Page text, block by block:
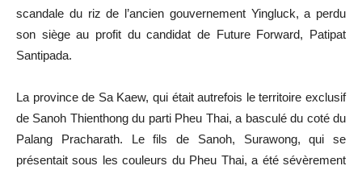
scandale du riz de l’ancien gouvernement Yingluck, a perdu
son siège au profit du candidat de Future Forward, Patipat
Santipada.
La province de Sa Kaew, qui était autrefois le territoire exclusif
de Sanoh Thienthong du parti Pheu Thai, a basculé du coté du
Palang Pracharath. Le fils de Sanoh, Surawong, qui se
présentait sous les couleurs du Pheu Thai, a été sévèrement